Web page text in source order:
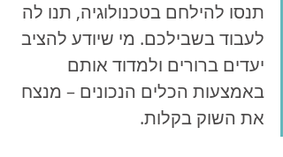
תנסו להילחם בטכנולוגיה, תנו לה
לעבוד בשבילכם. מי שיודע להציב
יעדים ברורים ולמדוד אותם
באמצעות הכלים הנכונים – מנצח
את השוק בקלות.